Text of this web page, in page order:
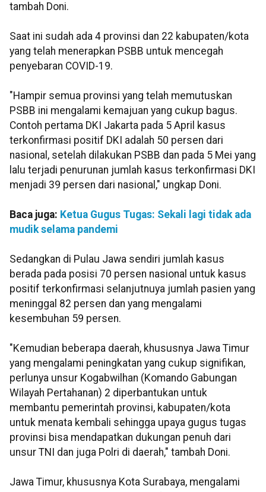
tambah Doni.
Saat ini sudah ada 4 provinsi dan 22 kabupaten/kota
yang telah menerapkan PSBB untuk mencegah
penyebaran COVID-19.
"Hampir semua provinsi yang telah memutuskan
PSBB ini mengalami kemajuan yang cukup bagus.
Contoh pertama DKI Jakarta pada 5 April kasus
terkonfirmasi positif DKI adalah 50 persen dari
nasional, setelah dilakukan PSBB dan pada 5 Mei yang
lalu terjadi penurunan jumlah kasus terkonfirmasi DKI
menjadi 39 persen dari nasional," ungkap Doni.
Baca juga: Ketua Gugus Tugas: Sekali lagi tidak ada
mudik selama pandemi
Sedangkan di Pulau Jawa sendiri jumlah kasus
berada pada posisi 70 persen nasional untuk kasus
positif terkonfirmasi selanjutnuya jumlah pasien yang
meninggal 82 persen dan yang mengalami
kesembuhan 59 persen.
"Kemudian beberapa daerah, khususnya Jawa Timur
yang mengalami peningkatan yang cukup signifikan,
perlunya unsur Kogabwilhan (Komando Gabungan
Wilayah Pertahanan) 2 diperbantukan untuk
membantu pemerintah provinsi, kabupaten/kota
untuk menata kembali sehingga upaya gugus tugas
provinsi bisa mendapatkan dukungan penuh dari
unsur TNI dan juga Polri di daerah," tambah Doni.
Jawa Timur, khususnya Kota Surabaya, mengalami